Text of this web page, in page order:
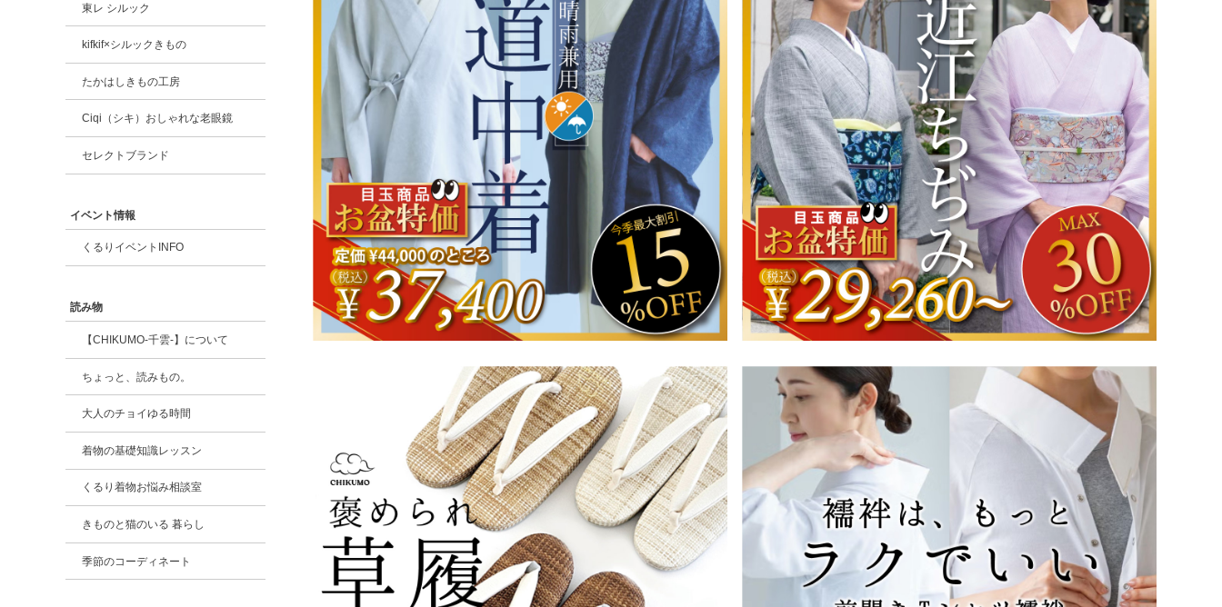
東レ シルック
kifkif×シルックきもの
たかはしきもの工房
Ciqi（シキ）おしゃれな老眼鏡
セレクトブランド
イベント情報
くるりイベントINFO
読み物
【CHIKUMO-千雲-】について
ちょっと、読みもの。
大人のチョイゆる時間
着物の基礎知識レッスン
くるり着物お悩み相談室
きものと猫のいる 暮らし
季節のコーディネート